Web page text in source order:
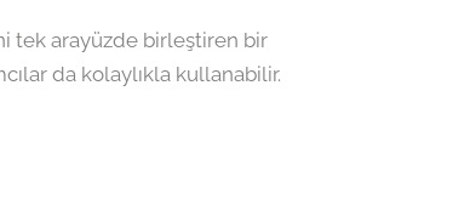
tek arayüzde birleştiren bir
da kolaylıkla kullanabilir.